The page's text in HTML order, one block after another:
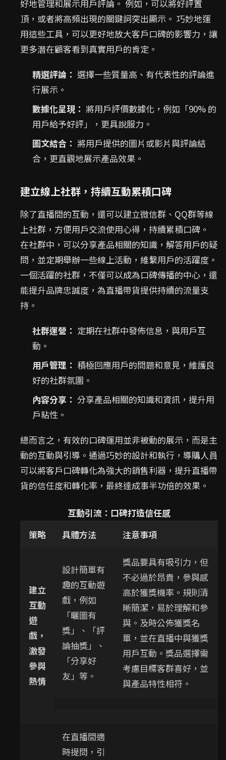
好地管理和展示用戶評論。 例如，可以將好評置
頂，或者將高頻出現的關鍵詞突出顯示。 巧妙地運
用這些工具，可以更好地放大客戶口碑的影響力，讓
更多潛在顧客看到真實用戶的肯定。
精選評論： 選擇一些質量高、有代表性的評論進
行展示。
數據化呈現： 將用戶評價數據化，例如「90% 的
用戶給予好評」，更具說服力。
圖文結合： 將用戶提供的圖片或影片與評論結
合，更直觀地展示產品效果。
建立線上社群，持續互動累積口碑
除了直播間的互動，還可以建立微信群、QQ群等線
上社群，方便用戶交流使用心得，持續累積口碑。
在社群中，可以分享產品相關的知識，解答用戶的疑
問，並定期舉辦一些線上活動，維繫用戶的活躍度。
一個活躍的社群，不僅可以成為口碑傳播的中心，還
能提升品牌忠誠度，為直播帶貨提供持續的流量支
持。
社群運營： 定期在社群中發佈信息，與用戶互
動。
用戶管理： 積極回應用戶的問題和意見，維護良
好的社群氛圍。
內容分享： 分享產品相關的知識和資訊，提升用
戶粘性。
總而言之，有效的口碑運用並非被動的展示，而是主
動的互動與引導。通過巧妙的設計和執行，導購人員
可以將客戶口碑轉化為強大的銷售利器，提升直播帶
貨的信任度和轉化率，最終達成事半功倍的效果。
互動引流：口碑打造信任感
策略
具體方法 注意事項
建立
互動
遊
戲，
激發
參與
熱情
設計簡單有
趣的互動遊
戲，例如
「曬圖有
獎」、「評
論抽獎」、
「分享好
友」等。
獎品要具有吸引力，但
不必過於昂貴，參與感
高於獲獎機率。規則清
晰簡潔，易於理解和參
與。及時公佈獲獎名
單，並在直播中與獲獎
用戶互動。獎品選擇需
考慮目標客群喜好，並
與產品特性相符。
在直播間適
時提問，引